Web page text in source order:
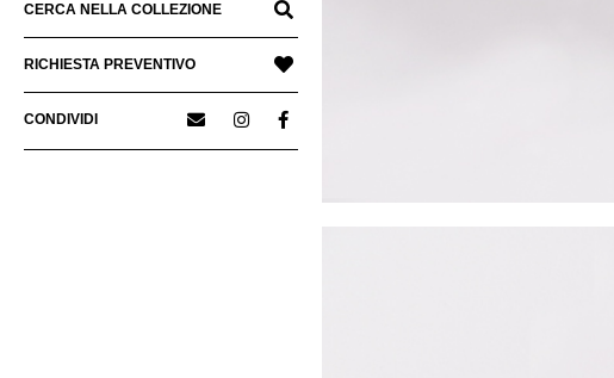
CERCA NELLA COLLEZIONE
RICHIESTA PREVENTIVO
CONDIVIDI